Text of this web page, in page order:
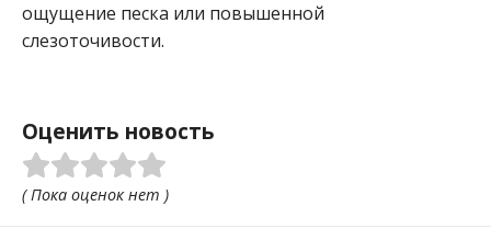
ощущение песка или повышенной
слезоточивости.
Оценить новость
( Пока оценок нет )